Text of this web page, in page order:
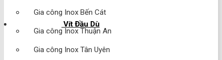
Gia công Inox Bến Cát
Gia công Inox Thuận An
Gia công Inox Tân Uyên
Vít Đầu Dù